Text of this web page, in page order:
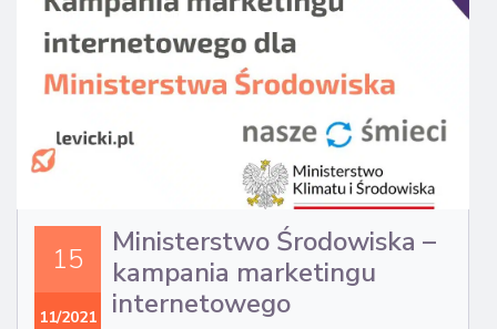
15
11/2021
Ministerstwo Środowiska –
kampania marketingu
internetowego